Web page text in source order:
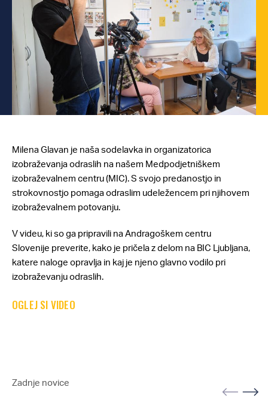
Milena Glavan je naša sodelavka in organizatorica
izobraževanja odraslih na našem Medpodjetniškem
izobraževalnem centru (MIC). S svojo predanostjo in
strokovnostjo pomaga odraslim udeležencem pri njihovem
izobraževalnem potovanju.
V videu, ki so ga pripravili na Andragoškem centru
Slovenije preverite, kako je pričela z delom na BIC Ljubljana,
katere naloge opravlja in kaj je njeno glavno vodilo pri
izobraževanju odraslih.
OGLEJ SI VIDEO
Zadnje novice